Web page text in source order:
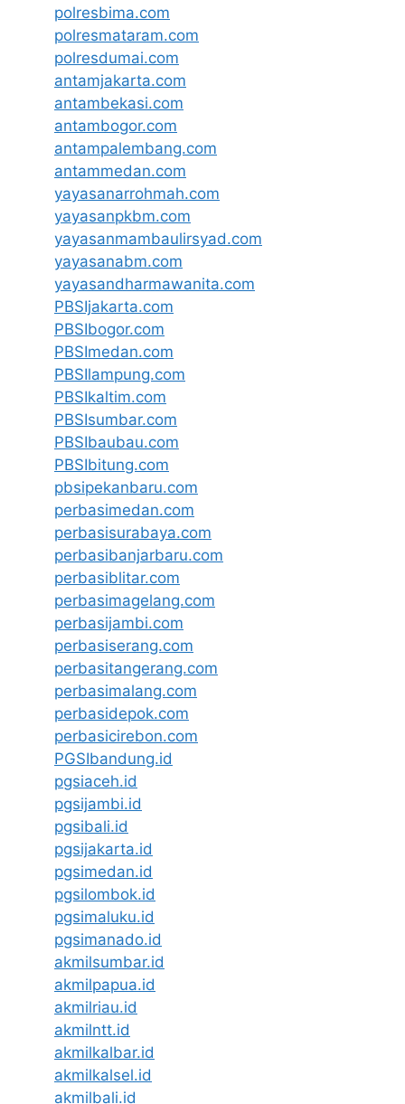
polresbima.com
polresmataram.com
polresdumai.com
antamjakarta.com
antambekasi.com
antambogor.com
antampalembang.com
antammedan.com
yayasanarrohmah.com
yayasanpkbm.com
yayasanmambaulirsyad.com
yayasanabm.com
yayasandharmawanita.com
PBSIjakarta.com
PBSIbogor.com
PBSImedan.com
PBSIlampung.com
PBSIkaltim.com
PBSIsumbar.com
PBSIbaubau.com
PBSIbitung.com
pbsipekanbaru.com
perbasimedan.com
perbasisurabaya.com
perbasibanjarbaru.com
perbasiblitar.com
perbasimagelang.com
perbasijambi.com
perbasiserang.com
perbasitangerang.com
perbasimalang.com
perbasidepok.com
perbasicirebon.com
PGSIbandung.id
pgsiaceh.id
pgsijambi.id
pgsibali.id
pgsijakarta.id
pgsimedan.id
pgsilombok.id
pgsimaluku.id
pgsimanado.id
akmilsumbar.id
akmilpapua.id
akmilriau.id
akmilntt.id
akmilkalbar.id
akmilkalsel.id
akmilbali.id